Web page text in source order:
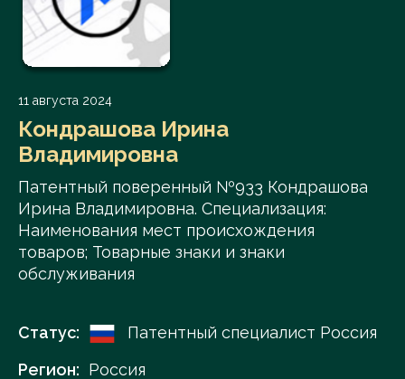
11 августа 2024
Кондрашова Ирина
Владимировна
Патентный поверенный №933 Кондрашова
Ирина Владимировна. Специализация:
Наименования мест происхождения
товаров; Товарные знаки и знаки
обслуживания
Статус:
Патентный специалист Россия
Регион: Россия